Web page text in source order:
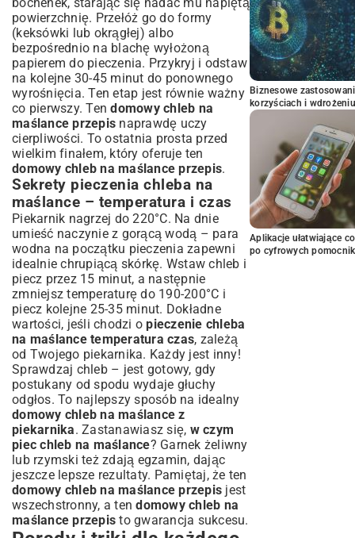
powierzchnię. Przełóż go do formy
(keksówki lub okrągłej) albo
bezpośrednio na blachę wyłożoną
papierem do pieczenia. Przykryj i odstaw
na kolejne 30-45 minut do ponownego
wyrośnięcia. Ten etap jest równie ważny
co pierwszy. Tendomowy chleb na
maślance przepis naprawdę uczy
cierpliwości. To ostatnia prosta przed
wielkim finałem, który oferuje ten
domowy chleb na maślance przepis.
Sekrety pieczenia chleba na
maślance – temperatura i czas
Piekarnik nagrzej do 220°C. Na dnie
umieść naczynie z gorącą wodą – para
wodna na początku pieczenia zapewni
idealnie chrupiącą skórkę. Wstaw chleb i
piecz przez 15 minut, a następnie
zmniejsz temperaturę do 190-200°C i
piecz kolejne 25-35 minut. Dokładne
wartości, jeśli chodzi opieczenie chleba
na maślance temperatura czas, zależą
od Twojego piekarnika. Każdy jest inny!
Sprawdzaj chleb – jest gotowy, gdy
postukany od spodu wydaje głuchy
odgłos. To najlepszy sposób na idealny
domowy chleb na maślance z
piekarnika. Zastanawiasz się, w czym
piec chleb na maślance? Garnek żeliwny
lub rzymski też zdają egzamin, dając
jeszcze lepsze rezultaty. Pamiętaj, że ten
domowy chleb na maślance przepis jest
wszechstronny, a tendomowy chleb na
maślance przepis to gwarancja sukcesu.
Biznesowe
korzyściach i wdrożeniu
Aplikacje ułatwiające
po cyfrowych